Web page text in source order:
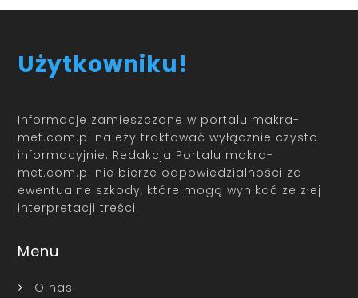
Użytkowniku!
Informacje zamieszczone w portalu makra-
met.com.pl należy traktować wyłącznie czysto
informacyjnie. Redakcja Portalu makra-
met.com.pl nie bierze odpowiedzialności za
ewentualne szkody, które mogą wynikać ze złej
interpretacji treści.
Menu
O nas